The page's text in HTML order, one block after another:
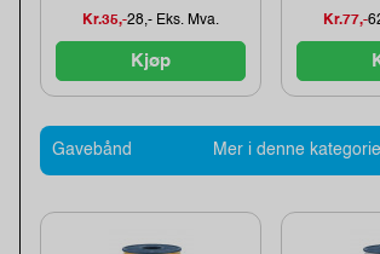
Kr.35,-28,- Eks. Mva.
Kjøp
Kr.77,-
Gavebånd Mer i denne